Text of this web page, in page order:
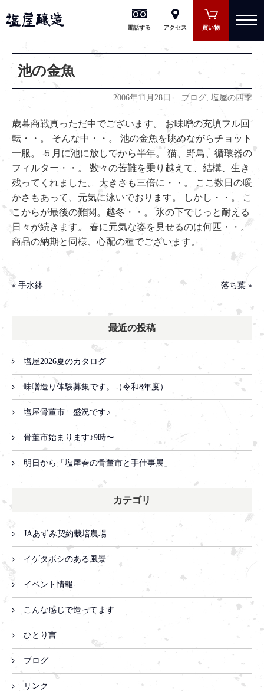
有限会社 塩屋醸造
電話する アクセス 買い物
池の金魚
2006年11月28日 ブログ, 塩屋の四季
歳暮商戦真っただ中でございます。 お味噌の充填フル回
転・・。 そんな中・・。 池の金魚を眺めながらチョット
一服。 ５月に池に放してから半年。 猫、野鳥、循環器の
フィルター・・。 数々の苦難を乗り越えて、結構、生き
残ってくれました。 大きさも三倍に・・。 ここ数日の暖
かさもあって、元気に泳いでおります。 しかし・・。 こ
こからが最後の難関。越冬・・。 氷の下でじっと耐える
日々が続きます。 春に元気な姿を見せるのは何匹・・。
商品の納期と同様、心配の種でございます。
« 手水鉢 落ち葉 »
最近の投稿
塩屋2026夏のカタログ
味噌造り体験募集です。（令和8年度）
塩屋骨董市 盛況です♪
骨董市始まります♪9時〜
明日から「塩屋春の骨董市と手仕事展」
カテゴリ
JAあずみ契約栽培農場
イゲタボシのある風景
イベント情報
こんな感じで造ってます
ひとり言
ブログ
リンク